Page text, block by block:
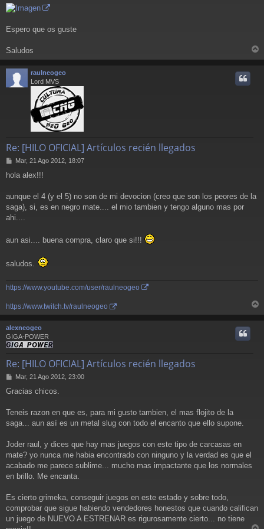
Espero que os guste
Saludos
r
raulneogeo
Lord MVS
Re: [HILO OFICIAL] Artículos recién llegados
M
n
a
j
e
Mar, 21 Ago 2012, 18:07
hola alex!!!
aunque el 4 (y el 5) no son de mi devocion (creo que son los peores de la
saga), si, es en negro mate.... el mio tambien y tengo alguno mas por
ahi....
aun asi.... buena compra, claro que si!!!
saludos.
https://www.youtube.com/user/raulneogeo
https://www.twitch.tv/raulneogeo
r
alexneogeo
GIGA-POWER
Re: [HILO OFICIAL] Artículos recién llegados
M
n
a
j
e
Mar, 21 Ago 2012, 23:00
Gracias chicos.
Teneis razon en que es, para mi gusto tambien, el mas flojito de la
saga... aun así es un metal slug con todo el encanto que ello supone.
Joder raul, y dices que hay mas juegos con este tipo de carcasas en
mate? yo nunca me habia encontrado con ninguno y la verdad es que el
acabado me parece sublime... mucho mas impactante que los normales
en brillo. Me encanta.
Es cierto grimeka, conseguir juegos en este estado y sobre todo,
comprobar que sigue habiendo vendedores honestos que cuando califican
un juego de NUEVO A ESTRENAR es rigurosamente cierto... no tiene